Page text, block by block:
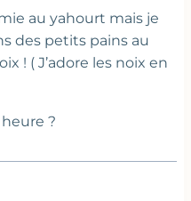
au yahourt mais je
des petits pains au
! ( J’adore les noix en
?